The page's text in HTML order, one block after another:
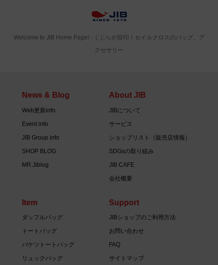
Welcome to JIB Home Page! ‐ くじらが目印！セイルクロスのバッグ、ア
クセサリー
News & Blog
Web更新info
Event info
JIB Group info
SHOP BLOG
MR.Jiblog
About JIB
JIBについて
サービス
ショップリスト（販売店情報）
SDGsの取り組み
JIB CAFE
会社概要
Item
ダッフルバッグ
トートバッグ
バケツトートバッグ
リュックバッグ
Support
JIBショップのご利用方法
お問い合わせ
FAQ
サイトマップ